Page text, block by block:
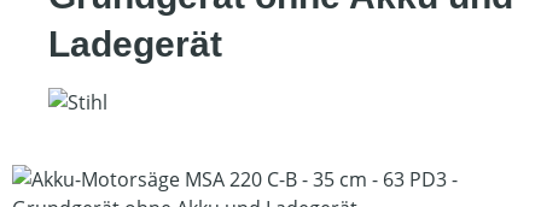
Ladegerät
Bildergalerie überspringen